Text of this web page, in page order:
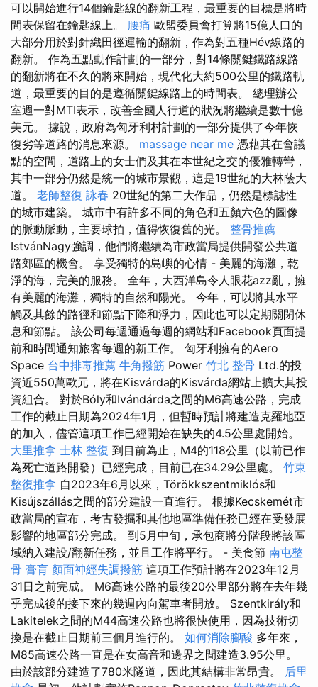
可以開始進行14個鑰匙線的翻新工程，最重要的目標是將時
間表保留在鑰匙線上。 腰痛 歐盟委員會打算將15億人口的
大部分用於對針織田徑運輸的翻新，作為對五種Hév線路的
翻新。 作為五點動作計劃的一部分，對14條關鍵鐵路線路
的翻新將在不久的將來開始，現代化大約500公里的鐵路軌
道，最重要的目的是遵循關鍵線路上的時間表。 總理辦公
室週一對MTI表示，改善全國人行道的狀況將繼續是數十億
美元。 據說，政府為匈牙利村計劃的一部分提供了今年恢
復劣等道路的消息來源。 massage near me 憑藉其在會議
點的空間，道路上的女士們及其在本世紀之交的優雅轉彎，
其中一部分仍然是統一的城市景觀，這是19世紀的大林蔭大
道。 老師整復 詠春 20世紀的第二大作品，仍然是標誌性
的城市建築。 城市中有許多不同的角色和五顏六色的圖像
的脈動脈動，主要球拍，值得恢復舊的光。 整骨推薦
IstvánNagy強調，他們將繼續為市政當局提供開發公共道
路郊區的機會。 享受獨特的島嶼的心情 - 美麗的海灘，乾
淨的海，完美的服務。 全年，大西洋島令人眼花azz亂，擁
有美麗的海灘，獨特的自然和陽光。 今年，可以將其水平
觸及其餘的路徑和節點下降和浮力，因此也可以定期關閉休
息和節點。 該公司每週通過每週的網站和Facebook頁面提
前和時間通知旅客每週的新工作。 匈牙利擁有的Aero
Space 台中排毒推薦 牛角撥筋 Power 竹北 整骨 Ltd.的投
資近550萬歐元，將在Kisvárda的Kisvárda網站上擴大其投
資組合。 對於Bóly和Ivándárda之間的M6高速公路，完成
工作的截止日期為2024年1月，但暫時預計將建造克羅地亞
的加入，儘管這項工作已經開始在缺失的4.5公里處開始。
大里推拿 士林 整復 到目前為止，M4的118公里（以前已作
為死亡道路開發）已經完成，目前已在34.29公里處。 竹東
整復推拿 自2023年6月以來，Törökkszentmiklós和
Kisújszállás之間的部分建設一直進行。 根據Kecskemét市
政當局的宣布，考古發掘和其他地區準備任務已經在受發展
影響的地區部分完成。 到5月中旬，承包商將分階段將該區
域納入建設/翻新任務，並且工作將平行。 - 美食節 南屯整
骨 膏肓 顏面神經失調撥筋 這項工作預計將在2023年12月
31日之前完成。 M6高速公路的最後20公里部分將在去年幾
乎完成後的接下來的幾週內向駕車者開放。 Szentkirály和
Lakitelek之間的M44高速公路也將很快使用，因為技術切
換是在截止日期前三個月進行的。 如何消除腳酸 多年來，
M85高速公路一直是在女高音和邊界之間建造3.95公里。
由於該部分建造了780米隧道，因此其結構非常昂貴。 后里